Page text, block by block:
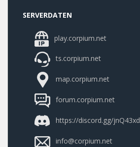
SERVERDATEN
play.corpium.net
ts.corpium.net
map.corpium.net
forum.corpium.net
https://discord.gg/jnQ43xd
info@corpium.net